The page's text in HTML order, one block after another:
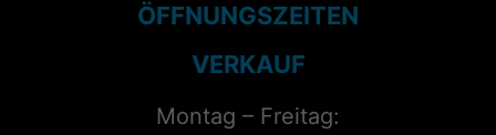
ÖFFNUNGSZEITEN
VERKAUF
Montag – Freitag: